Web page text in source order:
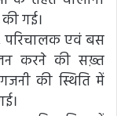
गई।
परिचालक एवं बस
करने की सख़्त
की स्थिति में